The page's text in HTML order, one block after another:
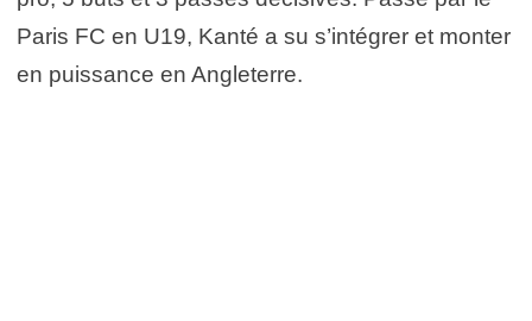
Paris FC en U19, Kanté a su s’intégrer et monter
en puissance en Angleterre.